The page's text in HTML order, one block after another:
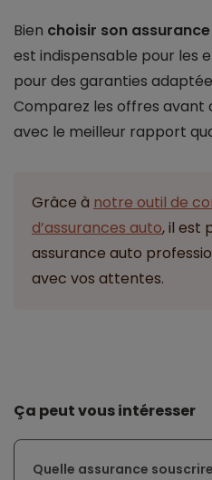
Bien choisir son
est indispensable pour les
pour des garanties
Comparez les offres avant
avec le meilleur rapport
Grâce à notre outil de
d’assurances auto, il est
assurance auto
avec vos attentes.
Ça peut vous intéresser
Quelle assurance